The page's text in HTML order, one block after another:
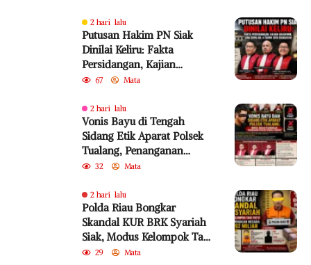
2 hari lalu
Putusan Hakim PN Siak
Dinilai Keliru: Fakta
Persidangan, Kajian
Akademik, dan SEMA No. 4
67 Mata
2 hari lalu
Vonis Bayu di Tengah
Sidang Etik Aparat Polsek
Tualang, Penanganan
Perkara Kembali Jadi
32 Mata
2 hari lalu
Polda Riau Bongkar
Skandal KUR BRK Syariah
Siak, Modus Kelompok Tani
Fiktif Diduga Rugikan
29 Mata